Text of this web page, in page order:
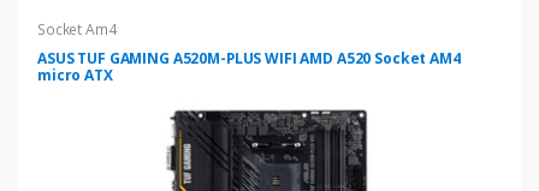
Socket Am4
ASUS TUF GAMING A520M-PLUS WIFI AMD A520 Socket AM4
micro ATX